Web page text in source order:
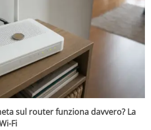
sul router funziona davvero? La
Fi